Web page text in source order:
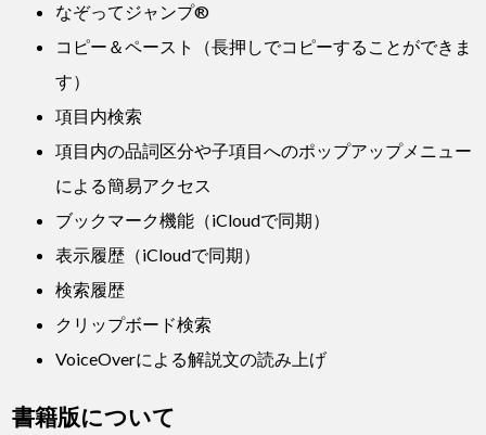
なぞってジャンプ®
コピー＆ペースト（長押しでコピーすることができま
す）
項目内検索
項目内の品詞区分や子項目へのポップアップメニュー
による簡易アクセス
ブックマーク機能（iCloudで同期）
表示履歴（iCloudで同期）
検索履歴
クリップボード検索
VoiceOverによる解説文の読み上げ
書籍版について